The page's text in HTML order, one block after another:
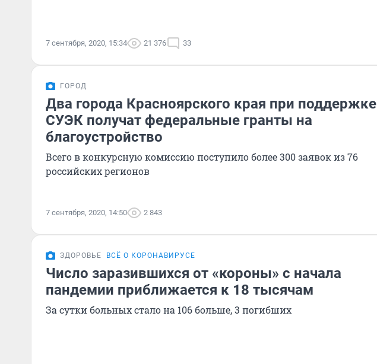
7 сентября, 2020, 15:34 21 376 33
ГОРОД
Два города Красноярского края при поддержке
СУЭК получат федеральные гранты на
благоустройство
Всего в конкурсную комиссию поступило более 300 заявок из 76
российских регионов
7 сентября, 2020, 14:50 2 843
ЗДОРОВЬЕ ВСЁ О КОРОНАВИРУСЕ
Число заразившихся от «короны» с начала
пандемии приближается к 18 тысячам
За сутки больных стало на 106 больше, 3 погибших